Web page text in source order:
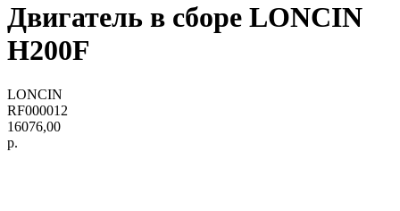
Двигатель в сборе LONCIN
H200F
LONCIN
RF000012
16076,00
р.